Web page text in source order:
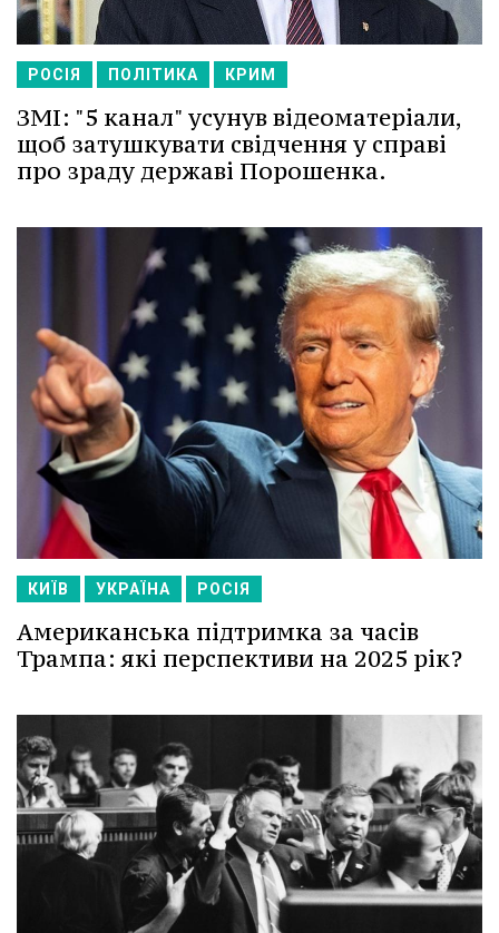
РОСІЯ ПОЛІТИКА КРИМ
ЗМІ: "5 канал" усунув відеоматеріали,
щоб затушкувати свідчення у справі
про зраду державі Порошенка.
КИЇВ УКРАЇНА РОСІЯ
Американська підтримка за часів
Трампа: які перспективи на 2025 рік?